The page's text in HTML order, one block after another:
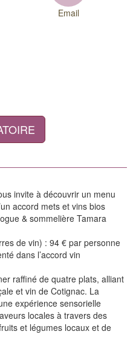
Email
invite à découvrir un menu
accord mets et vins bios
& sommelière Tamara
de vin) : 94 € par personne
dans l’accord vin
raffiné de quatre plats, alliant
et vin de Cotignac. La
expérience sensorielle
locales à travers des
et légumes locaux et de